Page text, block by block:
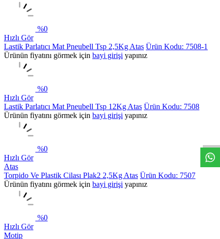
%0
Hızlı Gör
Lastik Parlatıcı Mat Pneubell Tsp 2,5Kg Atas Ürün Kodu: 7508-1
Ürünün fiyatını görmek için bayi girişi yapınız
%0
Hızlı Gör
Lastik Parlatıcı Mat Pneubell Tsp 12Kg Atas Ürün Kodu: 7508
Ürünün fiyatını görmek için bayi girişi yapınız
%0
Hızlı Gör
Atas
Torpido Ve Plastik Cilası Plak2 2,5Kg Atas Ürün Kodu: 7507
Ürünün fiyatını görmek için bayi girişi yapınız
%0
Hızlı Gör
Motip